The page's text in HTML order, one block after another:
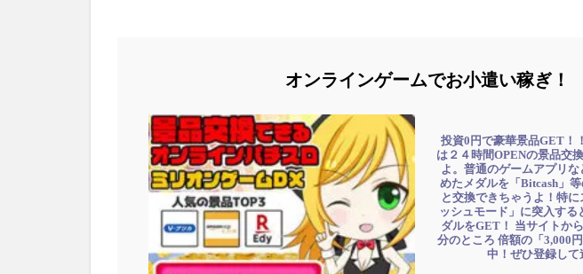
オンラインゲームでお小遣い稼ぎ！
投資0円で豪華景品GET！
は２４時間OPENの景品交
よ。普通のゲームアプリ
めたメダルを「Bitcash」
と交換できちゃうよ！特
ッシュモード」に突入する
ダルをGET！ 当サイトか
分のところ 倍額の「3,000
中！ぜひ登録して